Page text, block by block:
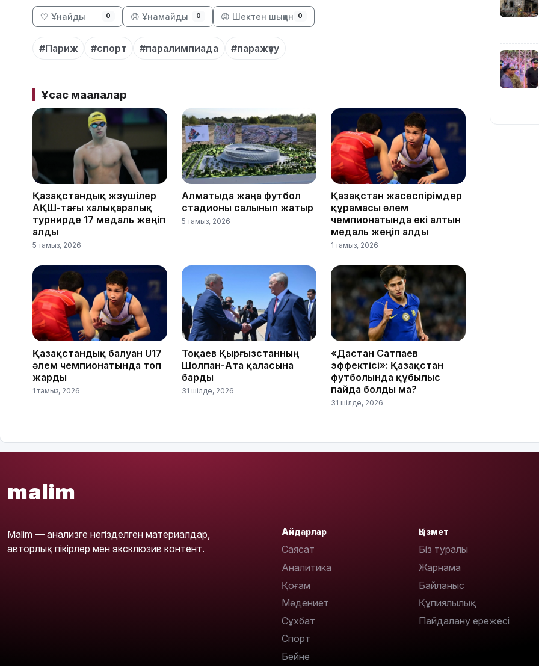
🤍 Ұнайды 0 😞 Ұнамайды 0 😡 Шектен шыққан 0
#Париж #спорт #паралимпиада #паражүзу
Ұқсас мақалалар
Қазақстандық жүзушілер
АҚШ-тағы халықаралық
турнирде 17 медаль жеңіп
алды
5 тамыз, 2026
Алматыда жаңа футбол
стадионы салынып жатыр
5 тамыз, 2026
Қазақстан жасөспірімдер
құрамасы әлем
чемпионатында екі алтын
медаль жеңіп алды
1 тамыз, 2026
Қазақстандық балуан U17
әлем чемпионатында топ
жарды
1 тамыз, 2026
Тоқаев Қырғызстанның
Шолпан-Ата қаласына
барды
31 шілде, 2026
«Дастан Сатпаев
эффектісі»: Қазақстан
футболында құбылыс
пайда болды ма?
31 шілде, 2026
malim
Malim — анализге негізделген материалдар,
авторлық пікірлер мен эксклюзив контент.
Айдарлар
Саясат
Аналитика
Қоғам
Мәдениет
Сұхбат
Спорт
Бейне
Қызмет
Біз туралы
Жарнама
Байланыс
Құпиялылық
Пайдалану ережесі